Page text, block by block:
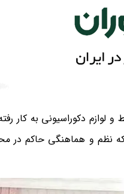
دکوراسیونی به کار
نظم و هماهنگی حاکم در